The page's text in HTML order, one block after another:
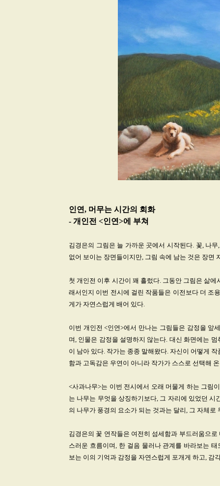
인연, 머무는 시간의 회화
- 개인전 <인연>에 부쳐
김경은의 그림은 늘 가까운 곳에서 시작된다. 꽃, 나
없어 보이는 장면들이지만, 그림 속에 남는 것은 장면
첫 개인전 이후 시간이 꽤 흘렀다. 그동안 그림은 삶
래서인지 이번 전시에 걸린 작품들은 이전보다 더 조
게가 자연스럽게 배어 있다.
이번 개인전 <인연>에서 만나는 그림들은 감정을 앞
며, 인물은 감정을 설명하지 않는다. 대신 화면에는
이 남아 있다. 작가는 종종 말해왔다. 자신이 어떻게
함과 고독감은 우연이 아니라 작가가 스스로 선택해
<사과나무>는 이번 전시에서 오래 머물게 하는 그림
는 나무는 무엇을 상징하기보다, 그 자리에 있었던
의 나무가 풍경의 요소가 되는 것과는 달리, 그 자체
김경은의 꽃 연작들은 여전히 섬세함과 부드러움으
스러운 흐름이며, 한 걸음 물러나 관계를 바라보는
보는 이의 기억과 감정을 자연스럽게 포개게 하고, 감